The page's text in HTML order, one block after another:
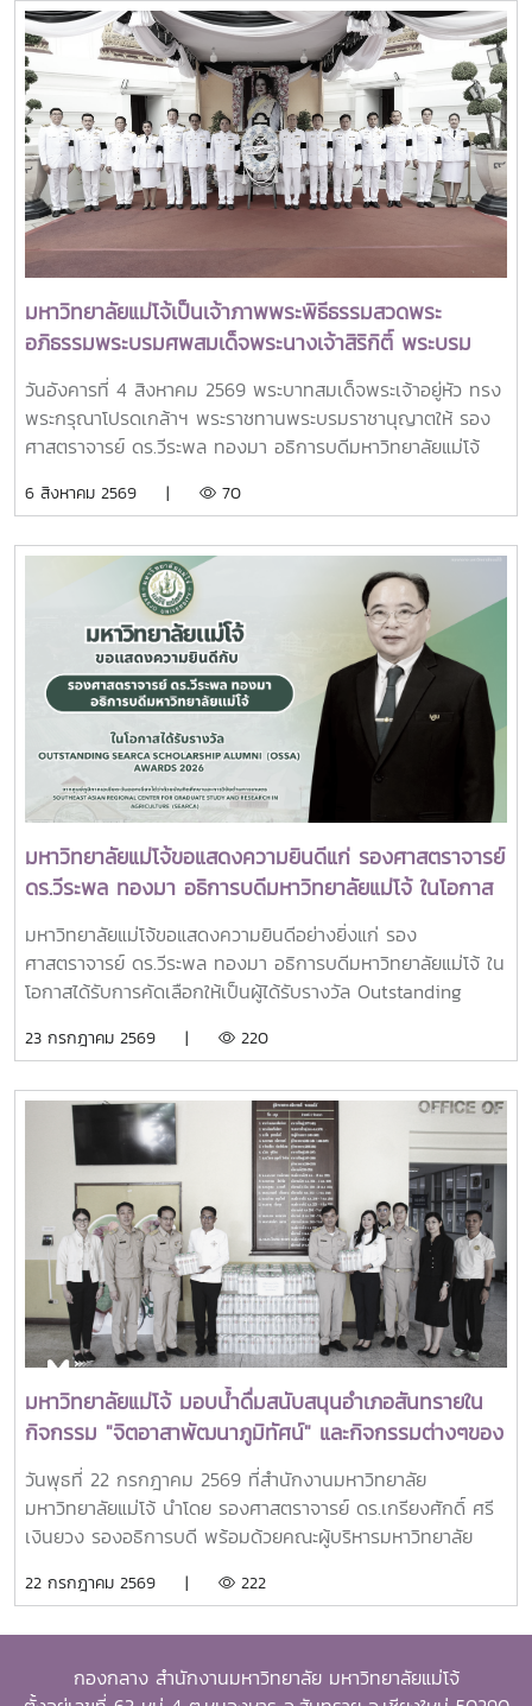
วิทยาศาสตร์ วิจัยและนวัตกรรม เป็นประธานเปิดงาน ณ โรงแรม
เซ็นทารา แกรนด์ แอท เซ็นทรัลพลาซ่าลาดพร้าว กทม.สำหรับ
การประชุม Thai University Presidential Forum 2026 มี
นายดนุพร ปุณณกันต์ ผู้ช่วยรัฐมนตรีประจำกระทรวง อว.
ทพญ.ศรีญาดา ปาลิมาพันธ์ ที่ปรึกษา รมว.อว. ศ.ดร.ศุภชัย
ปทุมนากุล ปลัดกระทรวง อว. ดร.พันธุ์เพิ่มศักดิ์ อารุณี รองปลัด
กระทรวง อว. นางศรินยา สาขากร ผู้ช่วยปลัดกระทรวง อว.
คณะผู้บริหารหน่วยงานในกระทรวง อว. Professor Tan Eng
Chye, President, National University of Singapore
Professor Yang Bin , Vice Chancellor, Tsinghua
University Council Professor Tan Eng Chye อธิการบดี
มหาวิทยาลัยแห่งชาติสิงคโปร์ Professor Yang Bin รองประธาน
สภามหาวิทยาลัยชิงหวา ตลอดจนประธานที่ประชุมอธิการบดี ทั้ง
4 แห่ง ได้แก่ ที่ประชุมอธิการบดีแห่งประเทศไทย (ทปอ.) ที่ประชุม
อธิการบดีมหาวิทยาลัยราชภัฏ (ทปอ.มรภ.) ที่ประชุมอธิการบดี
มหาวิทยาลัยเทคโนโลยีราชมงคล (ทปอ.มทร.) สมาคมสถาบัน
แลกเปลี่ยนประสบการณ์ด้าน Reinventing University ผ่าน
ผู้นำเครือข่ายอุดมศึกษา การนำเสนอกรณีศึกษาการประยุกต์ใช้
AI และนวัตกรรมจากภาคเอกชน รวมถึงกิจกรรม Forum-to-
Action เพื่อร่วมกำหนดข้อเสนอเชิงนโยบายและแผนปฏิบัติการใน
การขับเคลื่อนมหาวิทยาลัยไทยในอนาคตการเข้าร่วมประชุมในครั้ง
นี้มหาวิทยาลัยแม่โจ้ติดตามทิศทางการเปลี่ยนแปลงของการ
อุดมศึกษาไทย พร้อมแลกเปลี่ยนองค์ความรู้และสร้างความร่วม
มือกับเครือข่ายสถาบันอุดมศึกษาทั่วประเทศ เพื่อร่วมกันพัฒนา
มหาวิทยาลัยไทยให้ก้าวทันการเปลี่ยนแปลงของโลกยุคดิจิทัล และ
ยกระดับศักยภาพด้านการศึกษา วิจัย และนวัตกรรมอย่างยั่งยืน
มหาวิทยาลัยแม่โจ้เป็นเจ้าภาพพระพิธีธรรมสวดพระ
อภิธรรมพระบรมศพสมเด็จพระนางเจ้าสิริกิติ์ พระบรม
ราชินีนาถ พระบรมราชชนนีพันปีหลวง พร้อมเข้ากราบ
ถวายบังคมพระศพ สมเด็จพระเจ้าลูกเธอ เจ้าฟ้าพัชรกิติยา
ภา นเรนทิราเทพยวดี กรมหลวงราชสาริณีสิริพัชร มหา
วันอังคารที่ 4 สิงหาคม 2569 พระบาทสมเด็จพระเจ้าอยู่หัว ทรง
พระกรุณาโปรดเกล้าฯ พระราชทานพระบรมราชานุญาตให้ รอง
ศาสตราจารย์ ดร.วีระพล ทองมา อธิการบดีมหาวิทยาลัยแม่โจ้
บุคลากร รวมจำนวน 25 คน เป็นเจ้าภาพพระพิธีธรรมสวดพระ
พระบรมราชชนนีพันปีหลวง ณ พระที่นั่งดุสิตมหาปราสาท
พระบรมมหาราชวัง และเข้ากราบถวายบังคมพระศพสมเด็จ
พระเจ้าลูกเธอ เจ้าฟ้าพัชรกิติยาภา นเรนทิราเทพยวดี กรมหลวง
ราชสาริณีสิริพัชร มหาวัชรราชธิดา ณ พระที่นั่งพิมานรัตยา
พระบรมมหาราชวังการเข้าร่วมพิธีในครั้งนี้ นับเป็นพระ
มหากรุณาธิคุณล้นเกล้าล้นกระหม่อมแก่คณะผู้บริหาร
มหาวิทยาลัย สมาคมศิษย์เก่า และบุคลากร มหาวิทยาลัยแม่โจ้ที่ได้
ร่วมแสดงความจงรักภักดี ถวายความอาลัยและน้อมรำลึกในพระ
มหากรุณาธิคุณอย่างหาที่สุดมิได้
6 สิงหาคม 2569 | 70
มหาวิทยาลัยแม่โจ้ขอแสดงความยินดีแก่ รองศาสตราจารย์
ดร.วีระพล ทองมา อธิการบดีมหาวิทยาลัยแม่โจ้ ในโอกาส
ได้รับรางวัล Outstanding SEARCA Scholarship
Alumni (OSSA) Awards 2026
มหาวิทยาลัยแม่โจ้ขอแสดงความยินดีอย่างยิ่งแก่ รอง
ศาสตราจารย์ ดร.วีระพล ทองมา อธิการบดีมหาวิทยาลัยแม่โจ้ ใน
โอกาสได้รับการคัดเลือกให้เป็นผู้ได้รับรางวัล Outstanding
ศูนย์ภูมิภาคเอเชียตะวันออกเฉียงใต้ว่าด้วยบัณฑิตศึกษาและการ
for Graduate Study and Research in Agriculture
(SEARCA) นับเป็นรางวัลเกียรติยศระดับภูมิภาคที่มอบแก่ศิษย์
เก่าทุน SEARCA ผู้มีความสำเร็จโดดเด่นทางวิชาชีพ มีภาวะผู้นำ
และสร้างคุณูปการสำคัญต่อการพัฒนาการเกษตร ชนบท ชุมชน
และสังคมอย่างยั่งยืนรางวัล Outstanding SEARCA
Scholarship Alumni (OSSA) จัดตั้งขึ้นเพื่อเชิดชูเกียรติศิษย์
เก่าผู้ได้รับทุนการศึกษาระดับบัณฑิตศึกษาจาก SEARCA ซึ่งได้
นำองค์ความรู้ ประสบการณ์ และศักยภาพที่ได้รับจากการศึกษา
ไปสร้างคุณประโยชน์ต่อองค์กร ชุมชน ประเทศ และภูมิภาคเอเชีย
ตะวันออกเฉียงใต้ ตลอดจนเป็นแบบอย่างที่สะท้อนค่านิยมและ
ปรัชญาของ SEARCA ผ่านความสำเร็จในวิชาชีพ การบริการ
สาธารณะ และการอุทิศตนเพื่อส่วนรวมในปี 2026 การพิจารณา
รางวัลครอบคลุมผลงานสำคัญ 4 ด้าน ได้แก่ การสอน
(Teaching) การวิจัย (Research) การบริการสาธารณะและการ
พัฒนาชุมชน (Public Service and Community
Development) และธุรกิจการเกษตรและการเป็นผู้ประกอบการ
กับผลงานที่สามารถสร้างผลกระทบอย่างเป็นรูปธรรมต่อการ
จัดขึ้นในวาระเฉลิมฉลอง ครบรอบ 60 ปีของ SEARCA ซึ่งเป็น
23 กรกฎาคม 2569 | 220
มหาวิทยาลัยแม่โจ้ มอบน้ำดื่มสนับสนุนอำเภอสันทรายใน
กิจกรรม "จิตอาสาพัฒนาภูมิทัศน์" และกิจกรรมต่างๆของ
อำเภอสันทราย
วันพุธที่ 22 กรกฎาคม 2569 ที่สำนักงานมหาวิทยาลัย
มหาวิทยาลัยแม่โจ้ นำโดย รองศาสตราจารย์ ดร.เกรียงศักดิ์ ศรี
เงินยวง รองอธิการบดี พร้อมด้วยคณะผู้บริหารมหาวิทยาลัย
จำนวน 100 แพ็ค เพื่อใช้ในกิจกรรม “จิตอาสาพัฒนาภูมิทัศน์
พระเจ้าอยู่หัว เนื่องในโอกาสวันเฉลิมพระชนมพรรษา 28
22 กรกฎาคม 2569 | 222
กองกลาง สำนักงานมหาวิทยาลัย มหาวิทยาลัยแม่โจ้